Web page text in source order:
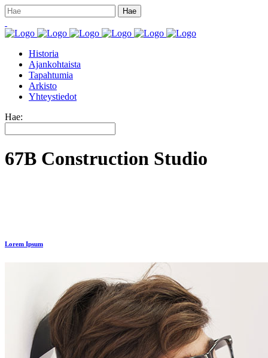
Historia
Ajankohtaista
Tapahtumia
Arkisto
Yhteystiedot
Hae:
67B Construction Studio
Lorem Ipsum